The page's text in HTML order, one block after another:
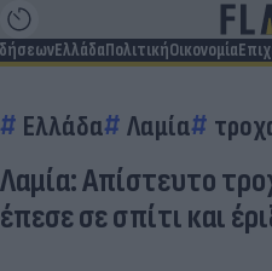
ΕλλάδαΠολιτικήΟικονομία
Ελλάδα Λαμία
Λαμία: Απίστευτο
έπεσε σε σπίτι και